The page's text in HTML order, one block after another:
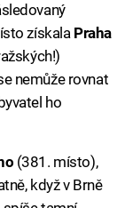
získala Praha
nemůže rovnat
ho
(381. místo),
když v Brně